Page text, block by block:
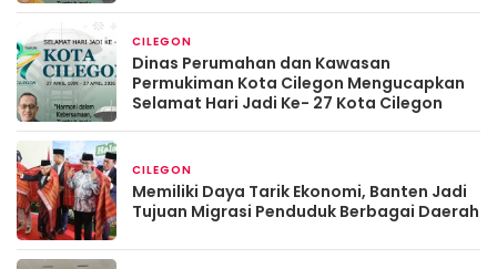
CILEGON
Dinas Perumahan dan Kawasan
Permukiman Kota Cilegon Mengucapkan
Selamat Hari Jadi Ke- 27 Kota Cilegon
CILEGON
Memiliki Daya Tarik Ekonomi, Banten Jadi
Tujuan Migrasi Penduduk Berbagai Daerah